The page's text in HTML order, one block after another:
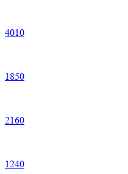
4010
1850
2160
1240